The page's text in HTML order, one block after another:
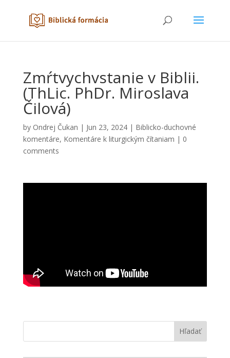
Zmŕtvychvstanie v Biblii.
(ThLic. PhDr. Miroslava
Čilová)
by Ondrej Čukan | Jun 23, 2024| Biblicko-duchovné
komentáre, Komentáre k liturgickým čítaniam | 0
comments
Hľadať